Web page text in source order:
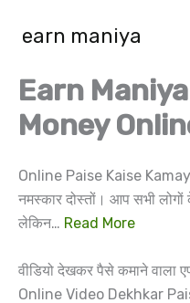
earn maniya
Earn
Money
Online Paise Kaise
नमस्कार दोस्तों। आप सभी लोगों
लेकिन… Read More
वीडियो देखकर पैसे कमाने वाला
Online Video Dekhkar